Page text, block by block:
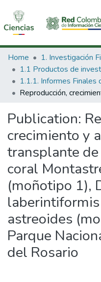
Communities & Collections
All of DSpace
Statistics
Home
Publication:
crecimiento y
transplante
coral
(moñotipo 1),
astreoides
Parque
del Rosario